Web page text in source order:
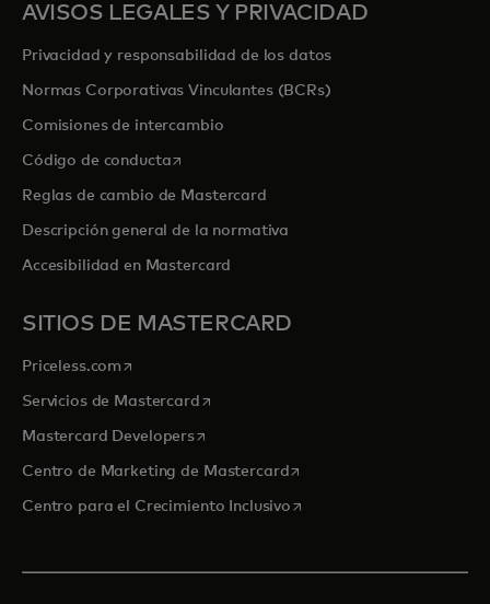
AVISOS LEGALES Y PRIVACIDAD
Privacidad y responsabilidad de los datos
Normas Corporativas Vinculantes (BCRs)
Comisiones de intercambio
Código de conductase abre en una pestaña nueva
Reglas de cambio de Mastercard
Descripción general de la normativa
Accesibilidad en Mastercard
SITIOS DE MASTERCARD
Priceless.com se abre en una pestaña nueva
Servicios de Mastercardse abre en una pestaña nueva
Mastercard Developersse abre en una pestaña nueva
Centro de Marketing de Mastercardse abre en una pestaña
Centro para el Crecimiento Inclusivose abre en una pestaña